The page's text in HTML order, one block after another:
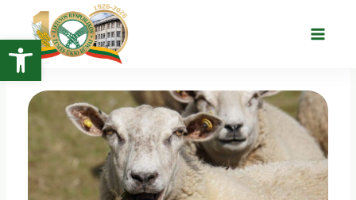
Open toolbar
turinio
Main